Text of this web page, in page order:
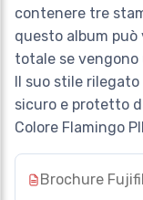
contenere tre
questo album può
totale se
Il suo stile
sicuro e protetto
Colore Flamingo
Brochure